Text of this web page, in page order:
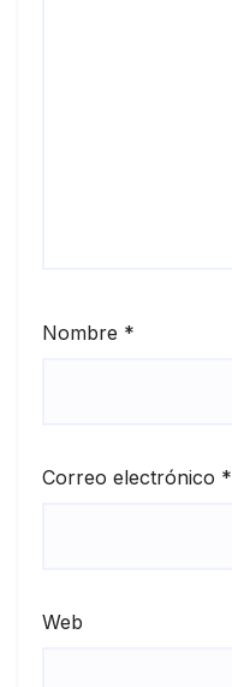
Nombre *
Correo electrónico *
Web